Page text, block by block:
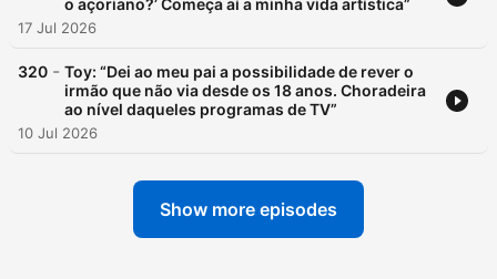
o açoriano?’ Começa aí a minha vida artística”
17 Jul 2026
320 - Toy: “Dei ao meu pai a possibilidade de rever o
irmão que não via desde os 18 anos. Choradeira
ao nível daqueles programas de TV”
10 Jul 2026
Show more episodes